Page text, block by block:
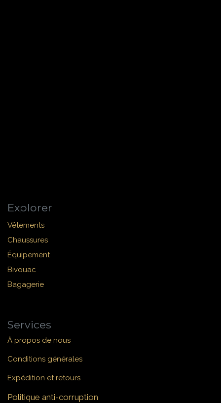
Explorer
Vêtements
Chaussures
Équipement
Bivouac
Bagagerie
Services
À propos de nous
Conditions générales
Expédition et retours
Politique anti-corruption